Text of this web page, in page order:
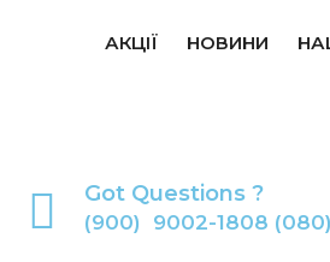
АКЦІЇ НОВИНИ
Got Questions ?
(900) 9002-1808